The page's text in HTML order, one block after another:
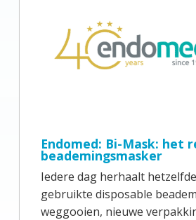
Endomed: Bi-Mask: het
beademingsmasker
Iedere dag herhaalt
gebruikte disposable
weggooien, nieuwe